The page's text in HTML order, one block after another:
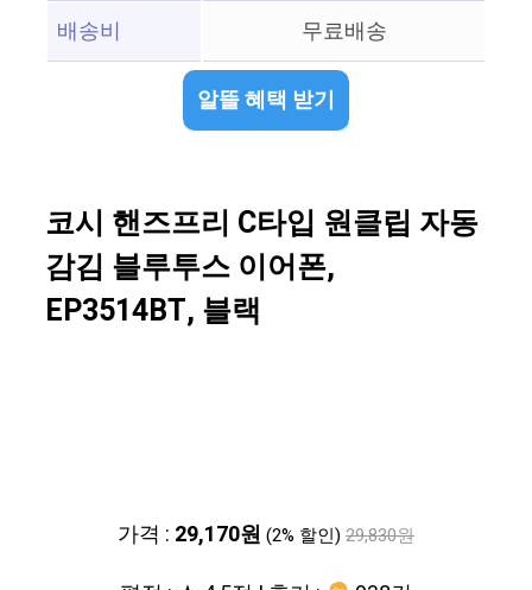
배송비
무료배송
알뜰 혜택 받기
코시 핸즈프리 C타입 원클립 자동
감김 블루투스 이어폰,
EP3514BT, 블랙
가격 : 29,170원 (2% 할인) 29,830원